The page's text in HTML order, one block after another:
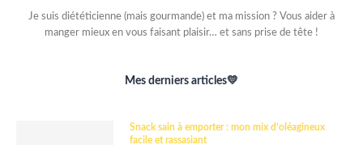
Je suis diététicienne (mais gourmande) et ma mission ? Vous aider à
manger mieux en vous faisant plaisir… et sans prise de tête !
Mes derniers articles💛
Snack sain à emporter : mon mix d’oléagineux
facile et rassasiant